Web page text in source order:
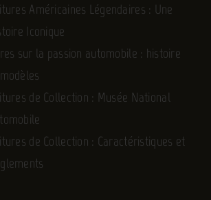
Américaines Légendaires : Une
Iconique
sur la passion automobile : histoire
de Collection : Musée National
de Collection : Caractéristiques et